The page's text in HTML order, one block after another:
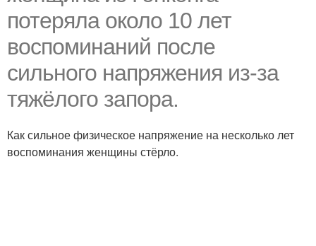
потеряла около 10 лет
воспоминаний после
сильного напряжения из-за
тяжёлого запора.
Как сильное физическое напряжение на несколько лет
воспоминания женщины стёрло.